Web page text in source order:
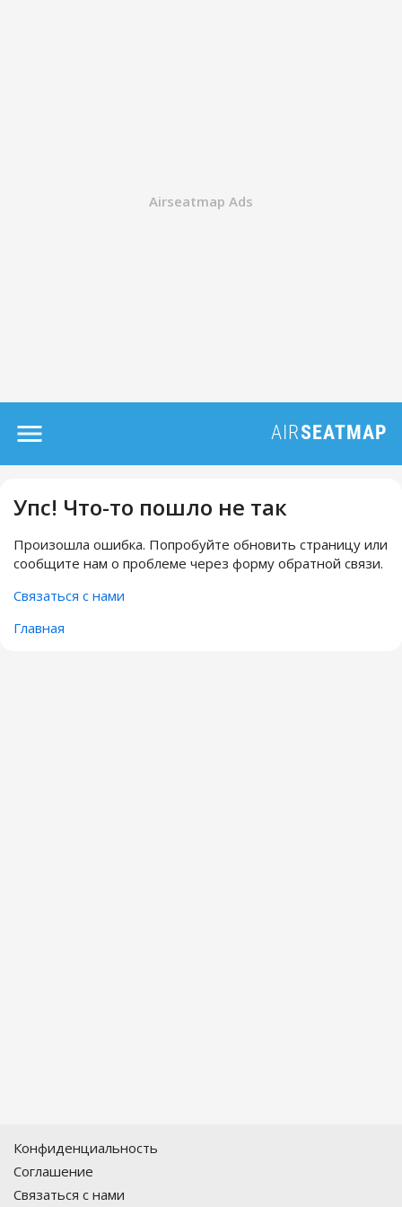
Упс! Что-то пошло не так
Произошла ошибка. Попробуйте обновить страницу или
сообщите нам о проблеме через форму обратной связи.
Связаться с нами
Главная
Конфиденциальность
Соглашение
Связаться с нами